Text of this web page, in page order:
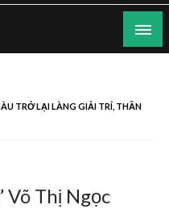
TRỞ LẠI LÀNG GIẢI TRÍ, THẦN
Võ Thị Ngọc